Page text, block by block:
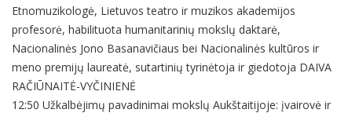
Etnomuzikologė, Lietuvos teatro ir muzikos akademijos
profesorė, habilituota humanitarinių mokslų daktarė,
Nacionalinės Jono Basanavičiaus bei Nacionalinės kultūros ir
meno premijų laureatė, sutartinių tyrinėtoja ir giedotoja DAIVA
RAČIŪNAITĖ-VYČINIENĖ
12:50 Užkalbėjimų pavadinimai mokslų Aukštaitijoje: įvairovė ir